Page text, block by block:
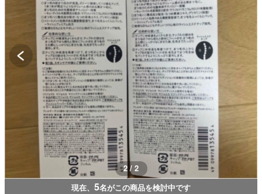
1 / 2
現在、 5名がこの商品を検討中です